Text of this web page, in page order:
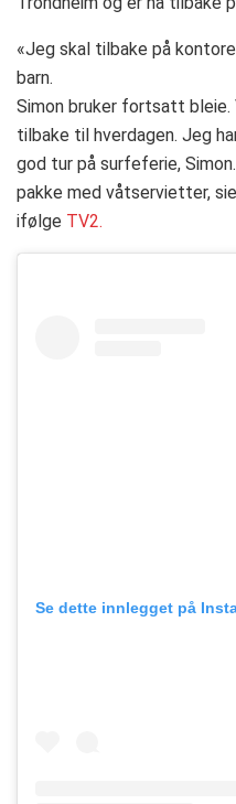
«Jeg skal tilbake på
barn.
Simon bruker fortsatt bleie.
tilbake til hverdagen. Jeg
god tur på surfeferie,
pakke med våtservietter,
ifølge TV2.
Se dette innlegget på